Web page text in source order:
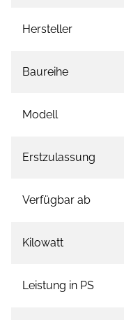
Hersteller
Baureihe
Modell
Erstzulassung
Verfügbar ab
Kilowatt
Leistung in PS